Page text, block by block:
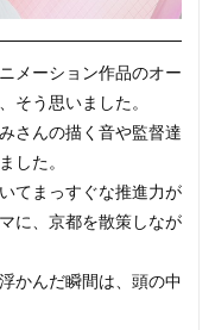
メーション作品のオー
そう思いました。
さんの描く音や監督達
した。
てまっすぐな推進力が
に、京都を散策しなが
かんだ瞬間は、頭の中